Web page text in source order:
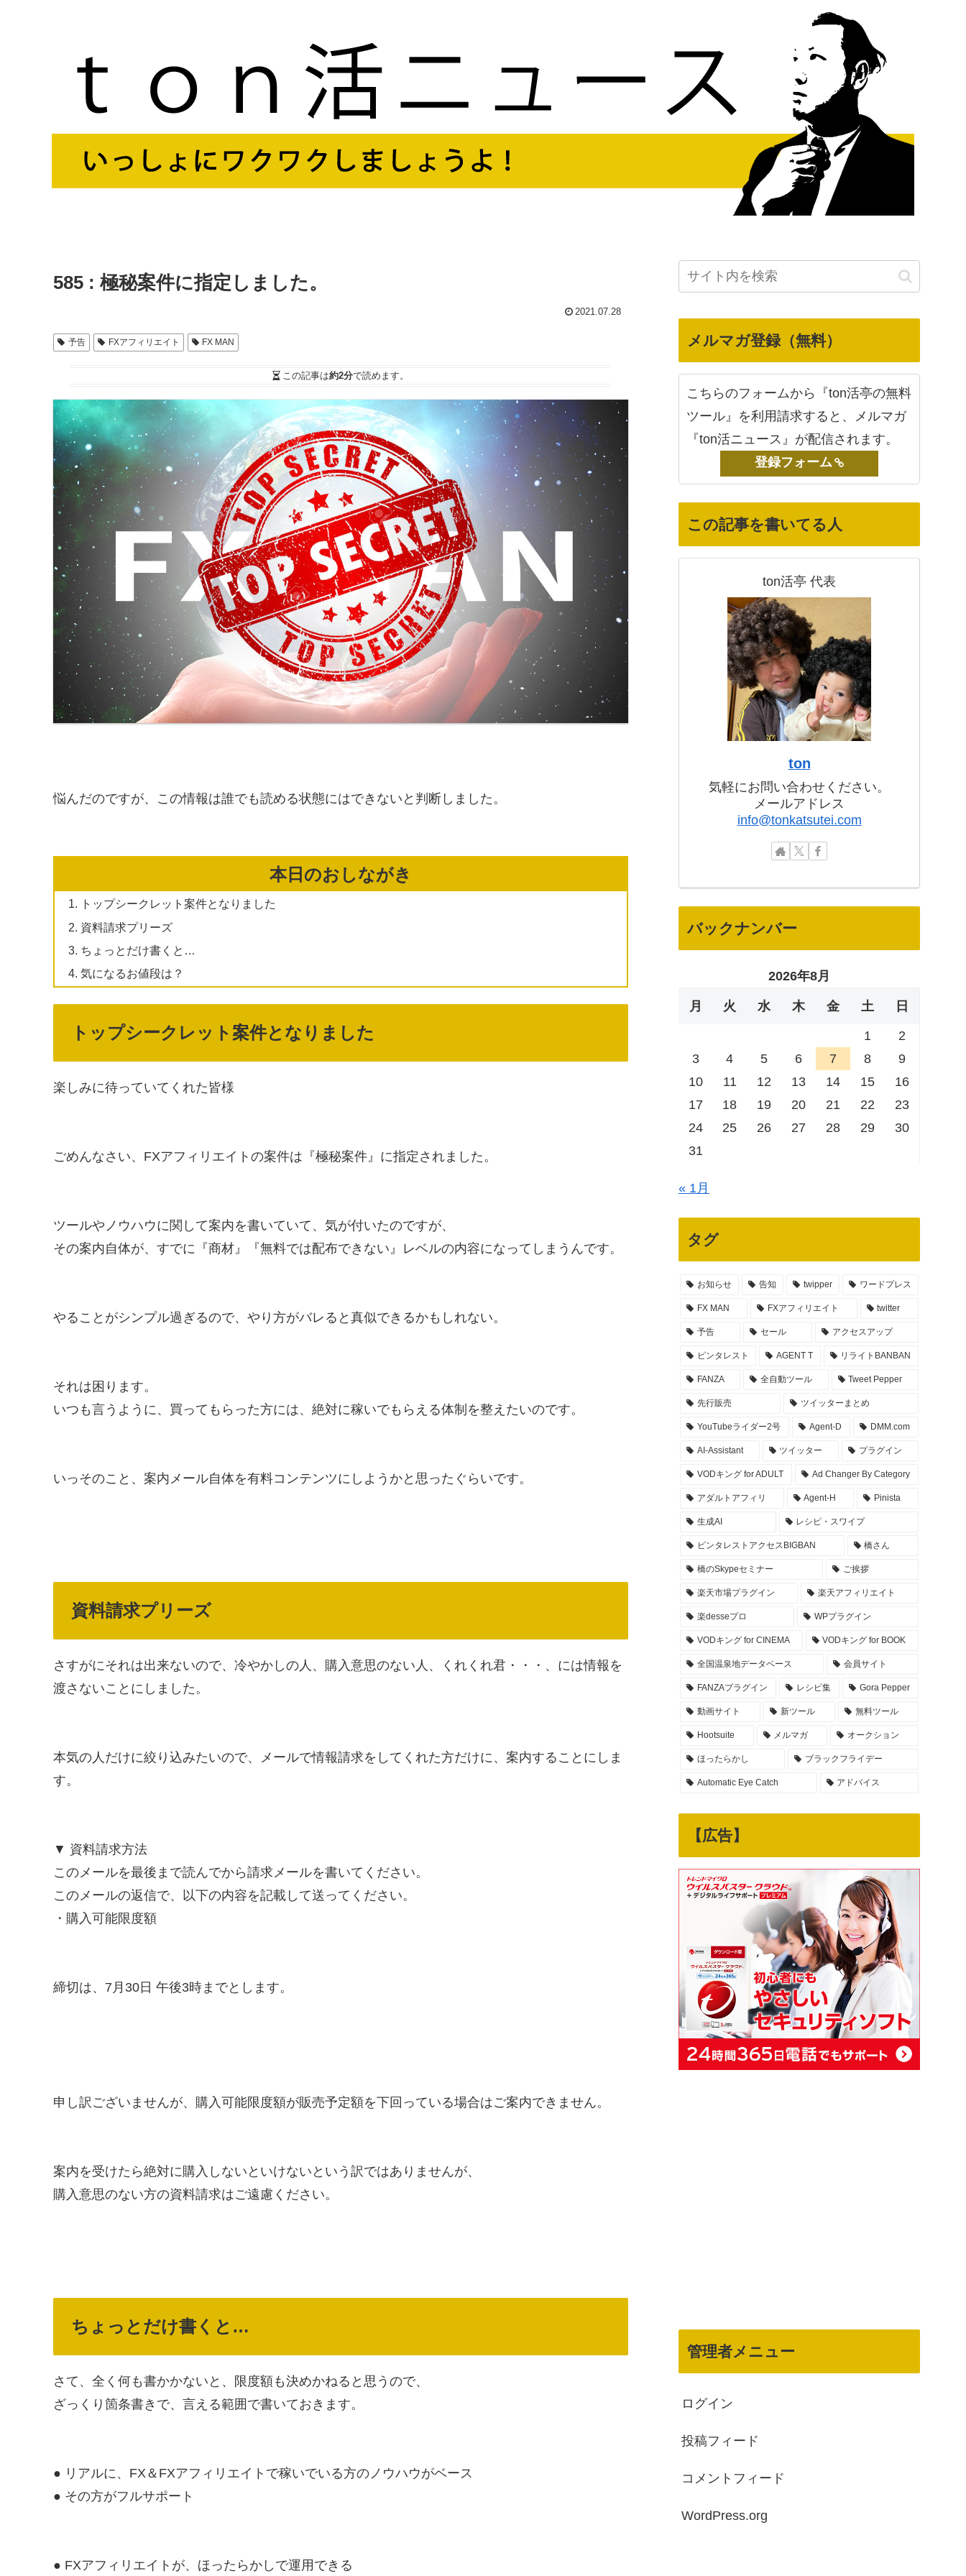
585 : 極秘案件に指定しました。
2021.07.28
予告 FXアフィリエイト FX MAN
この記事は約2分で読めます。
悩んだのですが、この情報は誰でも読める状態にはできないと判断しました。
本日のおしながき
トップシークレット案件となりました
資料請求プリーズ
ちょっとだけ書くと…
気になるお値段は？
トップシークレット案件となりました
楽しみに待っていてくれた皆様
ごめんなさい、FXアフィリエイトの案件は『極秘案件』に指定されました。
ツールやノウハウに関して案内を書いていて、気が付いたのですが、
その案内自体が、すでに『商材』『無料では配布できない』レベルの内容になってしまうんです。
やることがシンプル過ぎるので、やり方がバレると真似できるかもしれない。
それは困ります。
いつも言うように、買ってもらった方には、絶対に稼いでもらえる体制を整えたいのです。
いっそのこと、案内メール自体を有料コンテンツにしようかと思ったぐらいです。
資料請求プリーズ
さすがにそれは出来ないので、冷やかしの人、購入意思のない人、くれくれ君・・・、には情報を
渡さないことにしました。
本気の人だけに絞り込みたいので、メールで情報請求をしてくれた方だけに、案内することにしま
す。
▼ 資料請求方法
このメールを最後まで読んでから請求メールを書いてください。
このメールの返信で、以下の内容を記載して送ってください。
・購入可能限度額
締切は、7月30日 午後3時までとします。
申し訳ございませんが、購入可能限度額が販売予定額を下回っている場合はご案内できません。
案内を受けたら絶対に購入しないといけないという訳ではありませんが、
購入意思のない方の資料請求はご遠慮ください。
ちょっとだけ書くと…
さて、全く何も書かかないと、限度額も決めかねると思うので、
ざっくり箇条書きで、言える範囲で書いておきます。
● リアルに、FX＆FXアフィリエイトで稼いでいる方のノウハウがベース
● その方がフルサポート
● FXアフィリエイトが、ほったらかしで運用できる
メルマガ登録（無料）
こちらのフォームから『ton活亭の無料
ツール』を利用請求すると、メルマガ
『ton活ニュース』が配信されます。
登録フォーム
この記事を書いてる人
ton活亭 代表
ton
気軽にお問い合わせください。
メールアドレス
info@tonkatsutei.com
バックナンバー
2026年8月
月 火 水 木 金 土 日
1
2
3
4 5 6 7 8
9
10
11 12 13 14 15
16
17
18 19 20 21 22
23
24
25 26 27 28 29
30
31
« 1月
タグ
お知らせ 告知 twipper ワードプレス
FX MAN FXアフィリエイト twitter
予告 セール アクセスアップ
ピンタレスト AGENT T リライトBANBAN
FANZA 全自動ツール Tweet Pepper
先行販売 ツイッターまとめ
YouTubeライダー2号 Agent-D DMM.com
AI-Assistant ツイッター プラグイン
VODキング for ADULT Ad Changer By Category
アダルトアフィリ Agent-H Pinista
生成AI レシピ・スワイプ
ピンタレストアクセスBIGBAN 橋さん
橋のSkypeセミナー ご挨拶
楽天市場プラグイン 楽天アフィリエイト
楽desseプロ WPプラグイン
VODキング for CINEMA VODキング for BOOK
全国温泉地データベース 会員サイト
FANZAプラグイン レシピ集 Gora Pepper
動画サイト 新ツール 無料ツール
Hootsuite メルマガ オークション
ほったらかし ブラックフライデー
Automatic Eye Catch アドバイス
【広告】
管理者メニュー
ログイン
投稿フィード
コメントフィード
WordPress.org